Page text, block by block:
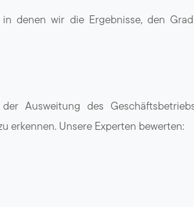
denen wir die Ergebnisse, den
Ausweitung des
erkennen. Unsere Experten bewerten: